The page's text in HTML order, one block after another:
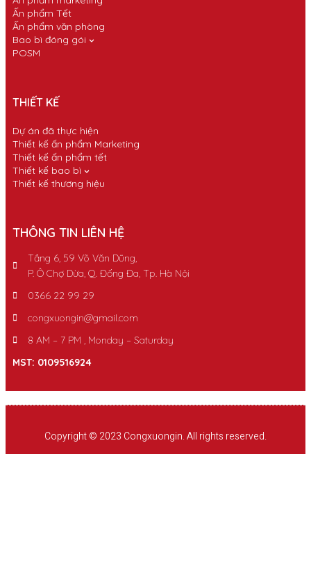
Ấn phẩm Tết
Ấn phẩm văn phòng
Bao bì đóng gói
POSM
THIẾT KẾ
Dự án đã thực hiện
Thiết kế ấn phẩm Marketing
Thiết kế ấn phẩm tết
Thiết kế bao bì
Thiết kế thương hiệu
THÔNG TIN LIÊN HỆ
Tầng 6, 59 Võ Văn Dũng,
P. Ô Chợ Dừa, Q. Đống Đa, Tp. Hà Nội
0366 22 99 29
congxuongin@gmail.com
8 AM – 7 PM , Monday – Saturday
MST: 0109516924
Copyright © 2023 Congxuongin. All rights reserved.